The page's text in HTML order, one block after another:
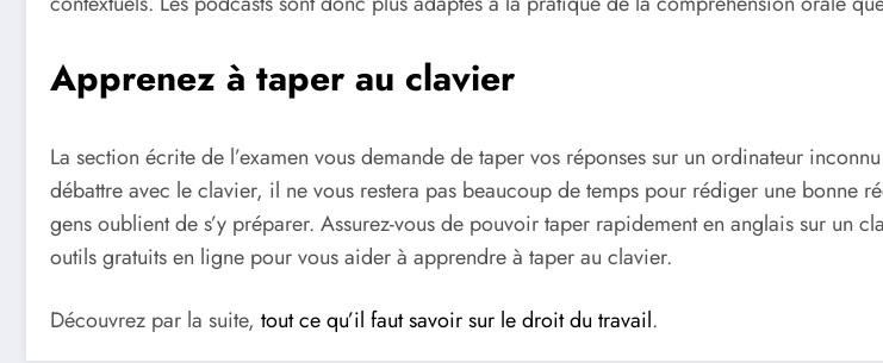
Apprenez à taper au clavier
La section écrite de l’examen vous demande de taper vos réponses sur un ordinateur
débattre avec le clavier, il ne vous restera pas beaucoup de temps pour rédiger une bonne
gens oublient de s’y préparer. Assurez-vous de pouvoir taper rapidement en anglais sur un
outils gratuits en ligne pour vous aider à apprendre à taper au clavier.
Découvrez par la suite, tout ce qu’il faut savoir sur le droit du travail.